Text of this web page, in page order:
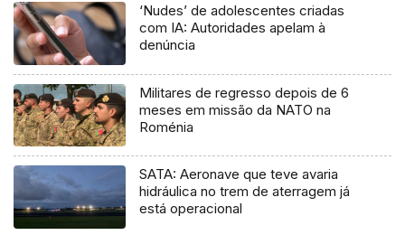
‘Nudes’ de adolescentes criadas
com IA: Autoridades apelam à
denúncia
Militares de regresso depois de 6
meses em missão da NATO na
Roménia
SATA: Aeronave que teve avaria
hidráulica no trem de aterragem já
está operacional